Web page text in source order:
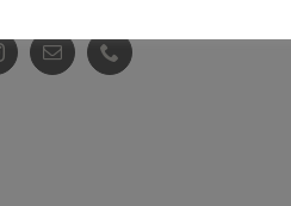
E-
Mail
Telefon